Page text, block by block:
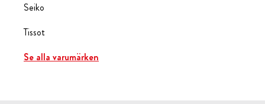
Seiko
Tissot
Se alla varumärken